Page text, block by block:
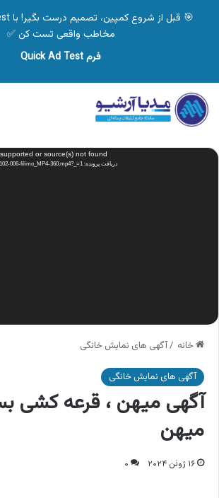
مخاطب واقعی تست کن ✅
فرم Quick Ad Test
نمایشگر
ویدیو or source(s) not found
دریافت پرونده: https://cdn.mediaarshiv.ir/files/kh031102-006-filimo_MP4-360.mp4?_=1
خانه /آگهی های نمایش خانگی
آگهی های نمایش خانگی
آگهی میهن ، قرعه کشی
میهن
۱۶ ژوئن ۲۰۲۴ ۰